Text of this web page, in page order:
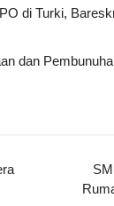
di Turki,
dan